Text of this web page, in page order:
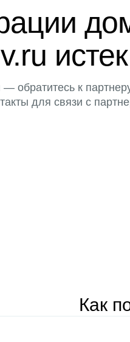
истек
обратитесь к
для связи с
Как